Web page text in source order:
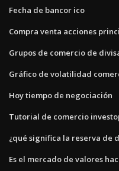
Fecha de bancor ico
Compra venta acciones
Grupos de comercio de
Gráfico de volatilidad
Hoy tiempo de negociación
Tutorial de comercio
¿qué significa la reserva de
Es el mercado de valores